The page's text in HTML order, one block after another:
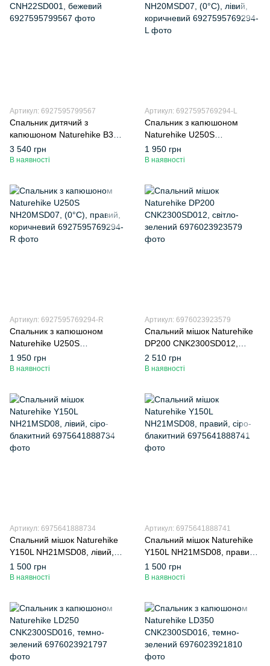
Артикул: 6927595799567
Спальник дитячий з
капюшоном Naturehike B300
CNH22SD001, бежевий
3 540 грн
В наявності
Артикул: 6927595769294-L
Спальник з капюшоном
Naturehike U250S
NH20MSD07, (0°C), лівий,
коричневий
1 950 грн
В наявності
Артикул: 6927595769294-R
Спальник з капюшоном
Naturehike U250S
NH20MSD07, (0°C), правий,
коричневий
1 950 грн
В наявності
Артикул: 6976023923579
Спальний мішок Naturehike
DP200 CNK2300SD012,
світло-зелений
2 510 грн
В наявності
Артикул: 6975641888734
Спальний мішок Naturehike
Y150L NH21MSD08, лівий,
сіро-блакитний
1 500 грн
В наявності
Артикул: 6975641888741
Спальний мішок Naturehike
Y150L NH21MSD08, правий,
сіро-блакитний
1 500 грн
В наявності